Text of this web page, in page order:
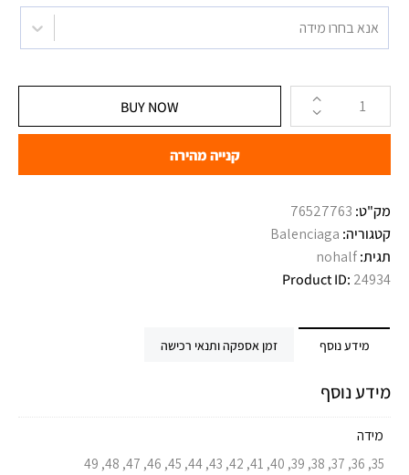
אנא בחרו מידה
BUY NOW
קנייה מהירה
מק"ט: 76527763
קטגוריה: Balenciaga
תגית:nohalf
Product ID: 24934
מידע נוסף זמן אספקה ותנאי רכישה
מידע נוסף
מידה
35, 36, 37, 38, 39, 40, 41, 42, 43, 44, 45, 46, 47, 48, 49